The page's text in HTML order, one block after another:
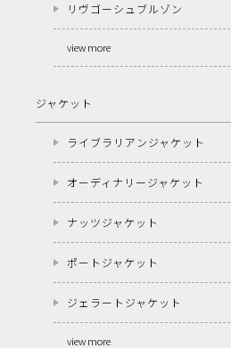
リヴゴーシュブルゾン
view more
ジャケット
ライブラリアンジャケット
オーディナリージャケット
ナッツジャケット
ポートジャケット
ジェラートジャケット
view more